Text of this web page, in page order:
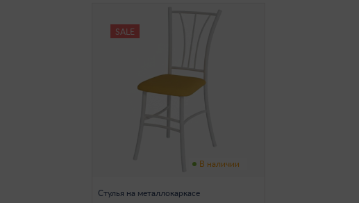
SALE
В наличии
Стулья на металлокаркасе